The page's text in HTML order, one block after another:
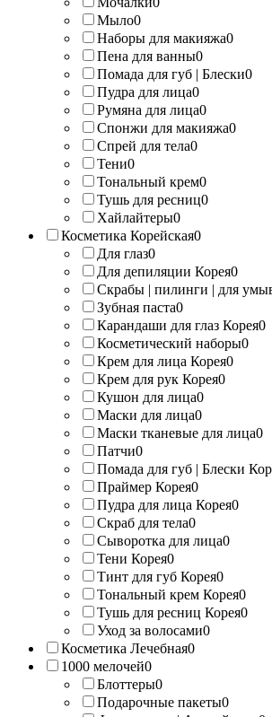
Мыло0
Наборы для макияжа0
Пена для ванны0
Помада для губ | Блески0
Пудра для лица0
Румяна для лица0
Спонжи для макияжа0
Спрей для тела0
Тени0
Тональный крем0
Тушь для ресниц0
Хайлайтеры0
Косметика Корейская0
Для глаз0
Для депиляции Корея0
Скрабы | пилинги | для
Зубная паста0
Карандаши для глаз Корея0
Косметический наборы0
Крем для лица Корея0
Крем для рук Корея0
Кушон для лица0
Маски для лица0
Маски тканевые для лица0
Патчи0
Помада для губ | Блески
Праймер Корея0
Пудра для лица Корея0
Скраб для тела0
Сыворотка для лица0
Тени Корея0
Тинт для губ Корея0
Тональный крем Корея0
Тушь для ресниц Корея0
Уход за волосами0
Косметика Лечебная0
1000 мелочей0
Блоттеры0
Подарочные пакеты0